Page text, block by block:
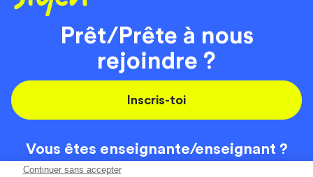
Continuer sans accepter
Prêt/Prête à nous
rejoindre ?
Inscris-toi
Vous êtes enseignante/enseignant ?
On recrute